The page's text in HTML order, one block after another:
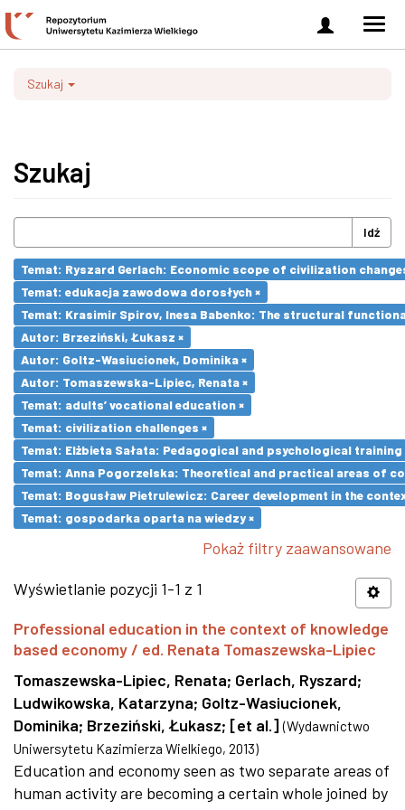
Zaloguj
się
Szukaj
Szukaj
Idź
Temat: Ryszard Gerlach: Economic scope of civilization
Temat: edukacja zawodowa dorosłych ×
Temat: Krasimir Spirov, Inesa Babenko: The structural
Autor: Brzeziński, Łukasz ×
Autor: Goltz-Wasiucionek, Dominika ×
Autor: Tomaszewska-Lipiec, Renata ×
Temat: adults’ vocational education ×
Temat: civilization challenges ×
Temat: Elżbieta Sałata: Pedagogical and psychological
Temat: Anna Pogorzelska: Theoretical and practical areas of
Temat: Bogusław Pietrulewicz: Career development in the
Temat: gospodarka oparta na wiedzy ×
Pokaż filtry zaawansowane
Wyświetlanie pozycji 1-1 z 1
Professional education in the context of knowledge
based economy / ed. Renata Tomaszewska-Lipiec
Tomaszewska-Lipiec, Renata; Gerlach, Ryszard;
Ludwikowska, Katarzyna; Goltz-Wasiucionek,
Dominika; Brzeziński, Łukasz; [et al.] (Wydawnictwo
Uniwersytetu Kazimierza Wielkiego, 2013)
Education and economy seen as two separate areas of
human activity are becoming a certain whole joined by